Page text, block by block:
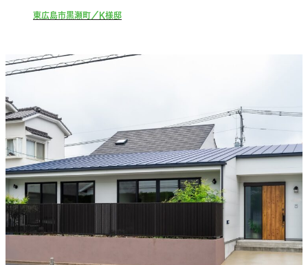
東広島市黒瀬町／K様邸